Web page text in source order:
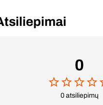
0
0 atsiliepimų